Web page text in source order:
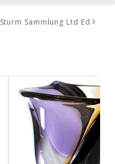
Sturm Sammlung Ltd Ed